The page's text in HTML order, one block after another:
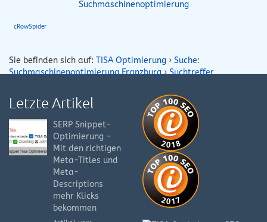
Suchmaschinenoptimierung
cRowSpider
Sie befinden sich auf: TISA Optimierung › Suche:
Suchmaschinenoptimierung Franzburg›Suchtreffer
Letzte Artikel
SERP Snippet-
Optimierung –
Mit den richtigen
Meta-Titles und
Meta-
Descriptions
mehr Klicks
bekommen